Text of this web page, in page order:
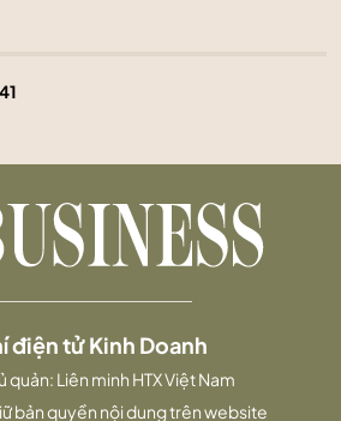
điện tử Kinh Doanh
quản: Liên minh HTX Việt Nam
bản quyền nội dung trên website